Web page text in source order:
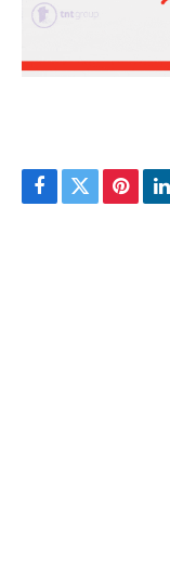
Facebook
Twitter